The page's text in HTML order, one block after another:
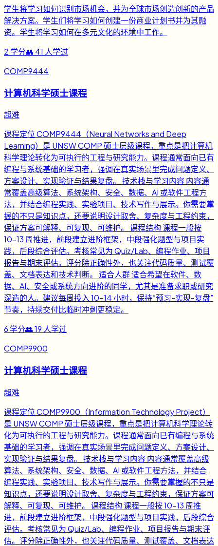
学生将学习如何识别市场机会，并为全球市场创造创新的产品
解决方案。学生们将学习如何创建一份商业计划书并为其融
资。学生将学习如何在多元文化的环境中工作。
2 学分👥 41 人学过
COMP9444
计算机科学硕士课程
超难
课程定位 COMP9444（Neural Networks and Deep
Learning）是 UNSW COMP 硕士层级课程，重点是把计算机
科学理论转化为可执行的工程与研究能力。课程通常面向已有
编程与系统基础的学习者，强调在真实场景里完成问题定义、
方案设计、实现验证与结果复盘。 技术栈与学习内容 内容通
常覆盖高级算法、系统架构、安全、数据、AI 或软件工程方
法，并结合编程实践、实验项目、技术写作与展示。你需要掌
握的不只是知识点，还要说明设计取舍、复杂度与工程约束，
保证方案可解释、可复现、可维护。 课程结构 课程一般按
10-13 周推进，前段建立进阶框架，中段强化题型与项目实
践，后段综合评估。考核常见为 Quiz/Lab、编程作业、项目
报告与期末评估。评分除正确性外，也关注代码质量、测试覆
盖、文档表达和技术判断。 适合人群 适合希望在软件、数
据、AI、安全或系统方向进阶的同学，尤其是准备求职或研究
深造的人。建议每周投入 10-14 小时，保持“预习-实现-复盘”
节奏，持续交付比临时冲刺更稳定。
6 学分👥19 人学过
COMP9900
计算机科学硕士课程
超难
课程定位 COMP9900（Information Technology Project）
是 UNSW COMP 硕士层级课程，重点是把计算机科学理论转
化为可执行的工程与研究能力。课程通常面向已有编程与系统
基础的学习者，强调在真实场景里完成问题定义、方案设计、
实现验证与结果复盘。 技术栈与学习内容 内容通常覆盖高级
算法、系统架构、安全、数据、AI 或软件工程方法，并结合
编程实践、实验项目、技术写作与展示。你需要掌握的不只是
知识点，还要说明设计取舍、复杂度与工程约束，保证方案可
解释、可复现、可维护。 课程结构 课程一般按 10-13 周推
进，前段建立进阶框架，中段强化题型与项目实践，后段综合
评估。考核常见为 Quiz/Lab、编程作业、项目报告与期末评
估。评分除正确性外，也关注代码质量、测试覆盖、文档表达